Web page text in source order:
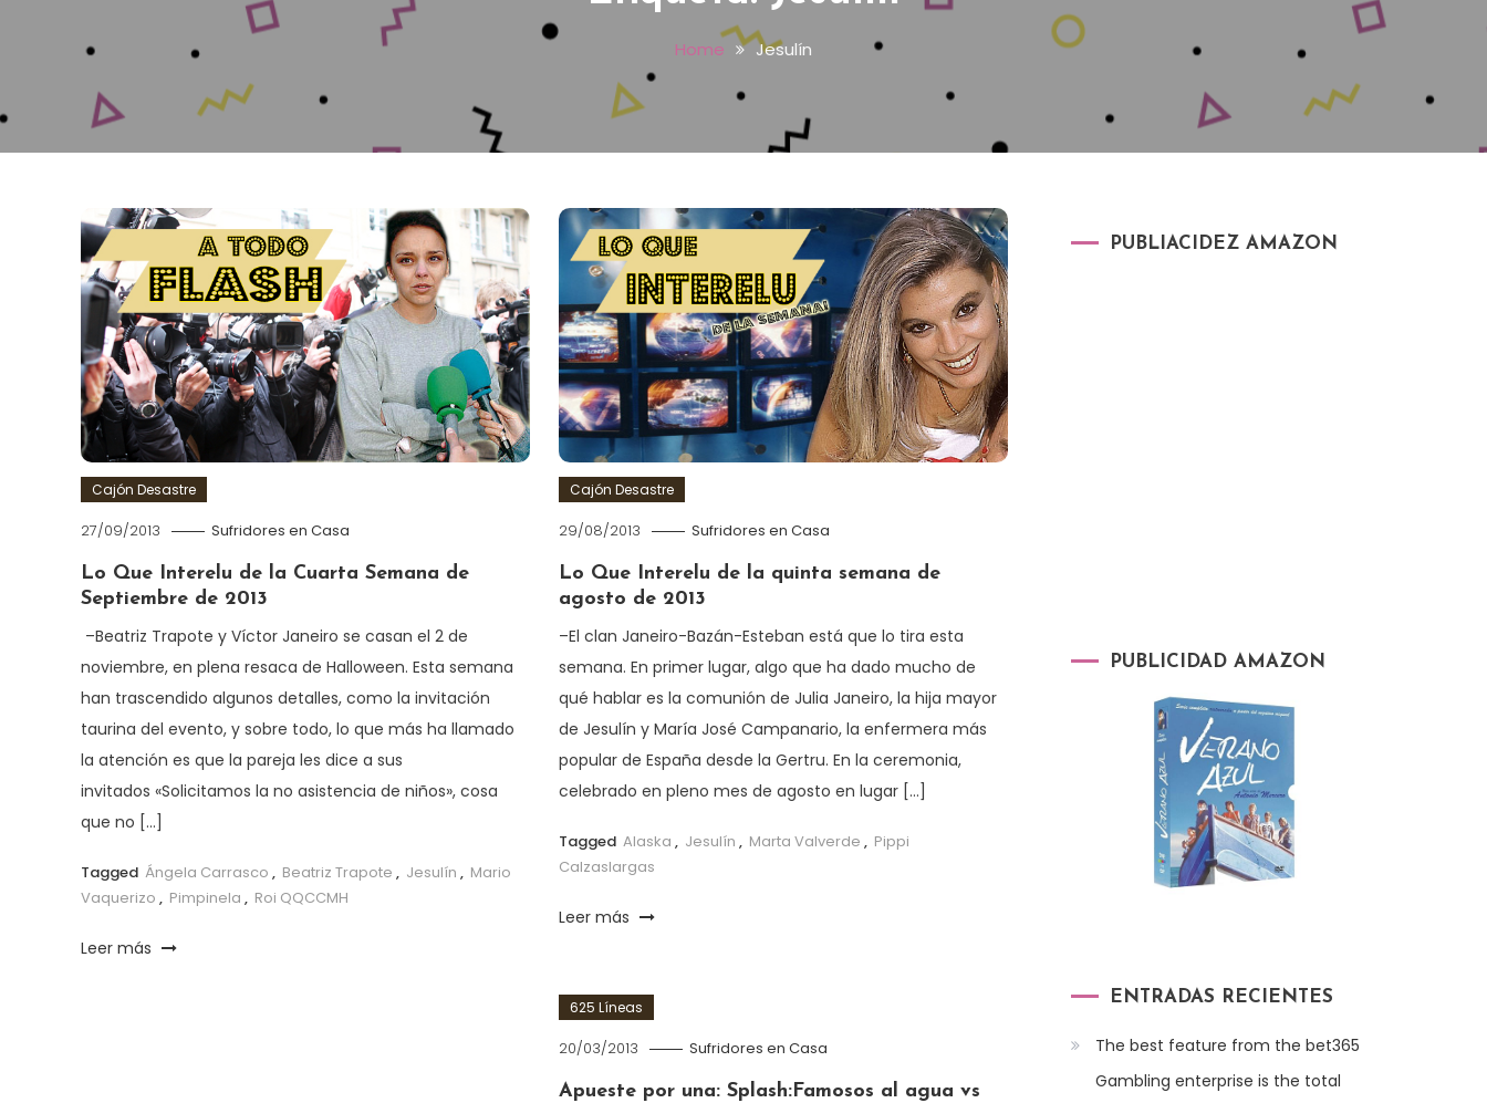
Home Jesulín
Cajón Desastre
27/09/2013 Sufridores en Casa
Lo Que Interelu de la Cuarta Semana de
Septiembre de 2013
–Beatriz Trapote y Víctor Janeiro se casan el 2 de
noviembre, en plena resaca de Halloween. Esta semana
han trascendido algunos detalles, como la invitación
taurina del evento, y sobre todo, lo que más ha llamado
la atención es que la pareja les dice a sus
invitados «Solicitamos la no asistencia de niños», cosa
que no […]
Tagged Ángela Carrasco , Beatriz Trapote , Jesulín , Mario
Vaquerizo , Pimpinela , Roi QQCCMH
Leer más
Cajón Desastre
29/08/2013 Sufridores en Casa
Lo Que Interelu de la quinta semana de
agosto de 2013
–El clan Janeiro-Bazán-Esteban está que lo tira esta
semana. En primer lugar, algo que ha dado mucho de
qué hablar es la comunión de Julia Janeiro, la hija mayor
de Jesulín y María José Campanario, la enfermera más
popular de España desde la Gertru. En la ceremonia,
celebrado en pleno mes de agosto en lugar […]
Tagged Alaska , Jesulín , Marta Valverde , Pippi
Calzaslargas
Leer más
625 Líneas
20/03/2013 Sufridores en Casa
Apueste por una: Splash:Famosos al agua vs
PUBLIACIDEZ AMAZON
PUBLICIDAD AMAZON
ENTRADAS RECIENTES
The best feature from the bet365
Gambling enterprise is the total